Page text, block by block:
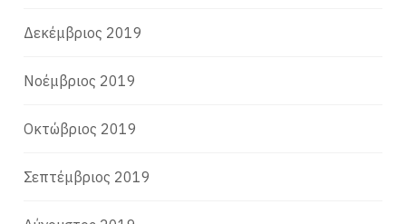
Δεκέμβριος 2019
Νοέμβριος 2019
Οκτώβριος 2019
Σεπτέμβριος 2019